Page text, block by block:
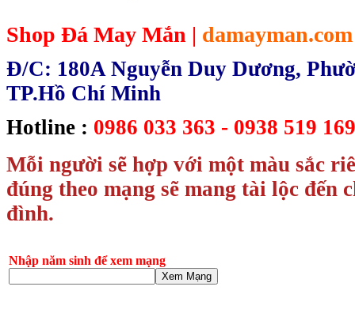
Shop Đá May Mắn | damayman.com
Đ/C: 180A Nguyễn Duy Dương,
TP.Hồ Chí Minh
Hotline : 0986 033 363 - 0938 519
Mỗi người sẽ hợp với một màu sắc
đúng theo mạng sẽ mang tài lộc đến
đình.
Nhập năm sinh để xem mạng
Xem Mạng